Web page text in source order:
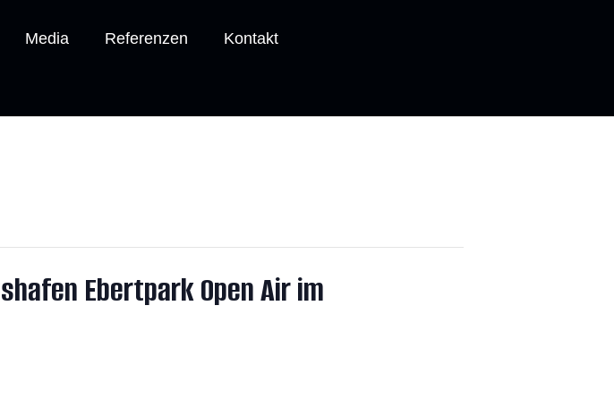
Media Referenzen Kontakt
Ebertpark Open Air im